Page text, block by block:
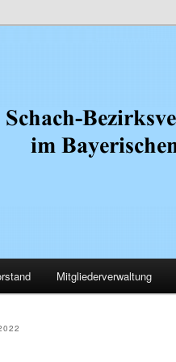
Mitgliederverwaltung